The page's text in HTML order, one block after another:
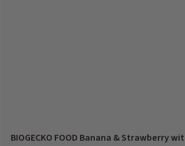
BIOGECKO FOOD Banana & Strawberry